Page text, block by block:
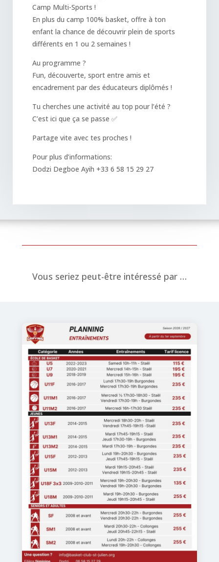
Camp Multi-Sports !
En plus du camp 100% basket, offre à ton
enfant la chance de découvrir plein de sports
différents en 1 ou 2 semaines !
Au programme ?
Fun, découverte, sport entre amis et
encadrement par des éducateurs diplômés !
Tu cherches une activité au top pour l’été ?
C’est ici que ça se passe ✅
Partage vite avec tes proches !
Pour plus d’informations:
Dodzi Degboe Ayih +33 6 58 15 29 27
Vous seriez peut-être intéressé par …